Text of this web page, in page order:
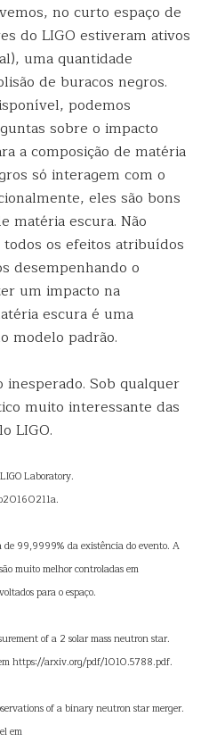
no curto espaço de
do LIGO estiveram ativos
uma quantidade
de buracos negros.
podemos
sobre o impacto
a composição de matéria
só interagem com o
eles são bons
matéria escura. Não
os efeitos atribuídos
desempenhando o
um impacto na
escura é uma
modelo padrão.
Sob qualquer
muito interessante das
LIGO.
Laboratory.
de 99,9999% da existência do evento. A
muito melhor controladas em
para o espaço.
of a 2 solar mass neutron star.
https://arxiv.org/pdf/1010.5788.pdf.
of a binary neutron star merger.
em